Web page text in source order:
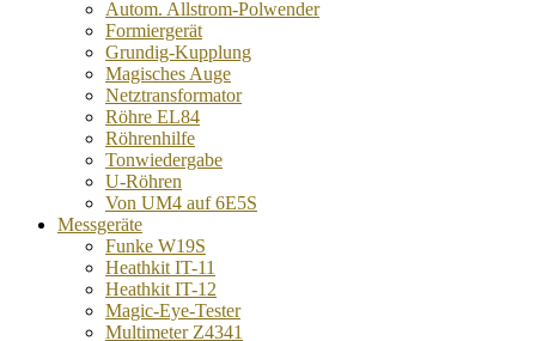
Autom. Allstrom-Polwender
Formiergerät
Grundig-Kupplung
Magisches Auge
Netztransformator
Röhre EL84
Röhrenhilfe
Tonwiedergabe
U-Röhren
Von UM4 auf 6E5S
Messgeräte
Funke W19S
Heathkit IT-11
Heathkit IT-12
Magic-Eye-Tester
Multimeter Z4341